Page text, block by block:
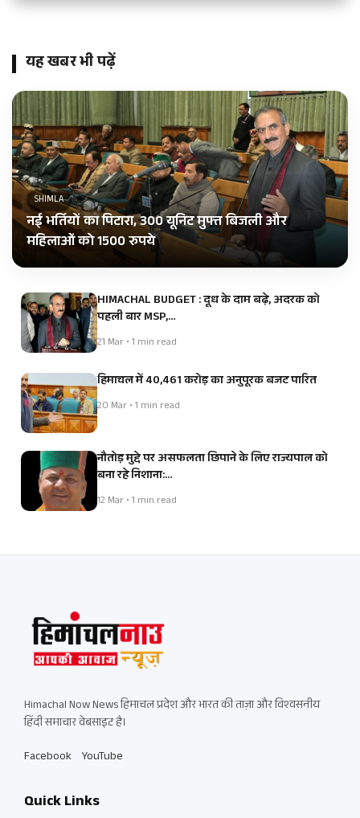
यह खबर भी पढ़ें
SHIMLA
नई भर्तियों का पिटारा, 300 यूनिट मुफ्त बिजली और
महिलाओं को 1500 रुपये
HIMACHAL BUDGET : दूध के दाम बढ़े, अदरक को
पहली बार MSP,…
21 Mar • 1 min read
हिमाचल में 40,461 करोड़ का अनुपूरक बजट पारित
20 Mar • 1 min read
नौतोड़ मुद्दे पर असफलता छिपाने के लिए राज्यपाल को
बना रहे निशाना:…
12 Mar • 1 min read
Himachal Now News हिमाचल प्रदेश और भारत की ताज़ा और विश्वसनीय
हिंदी समाचार वेबसाइट है।
Facebook YouTube
Quick Links